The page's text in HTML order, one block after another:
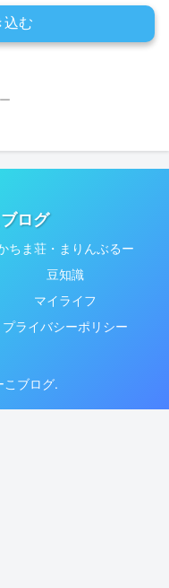
込む
ログ
ちま荘・まりんぶるー
豆知識
マイライフ
プライバシーポリシー
ブログ.